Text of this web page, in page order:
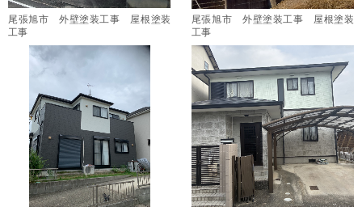
尾張旭市 外壁塗装工事 屋根塗装
工事
尾張旭市 外壁塗装工事 屋根塗装
工事